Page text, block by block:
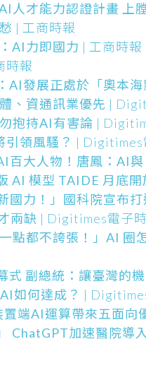
人才能力認證計畫 上
| 工商時報
AI力即國力 | 工商時報
時報
AI發展正處於「奧本海
、資通訊業優先 |
抱持AI有害論 |
引領風騷？ | Digitimes
百大人物！唐鳳：AI
AI 模型 TAIDE 月底
國力！」國科院宣布
兩缺 | Digitimes電子
點都不誇張！」AI
式 副總統：讓臺灣的
如何達成？ |
端AI運算帶來五面向
ChatGPT加速醫院導